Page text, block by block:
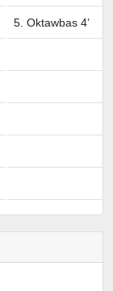
5. Oktawbas 4’